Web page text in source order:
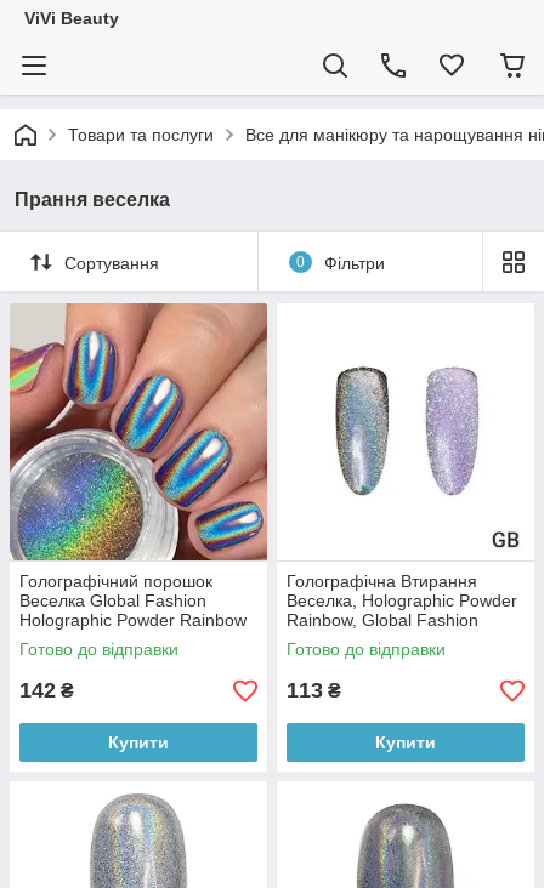
ViVi Beauty
Товари та послуги Все для манікюру та нарощування
Прання веселка
Сортування 0 Фільтри
Голографічний порошок
Веселка Global Fashion
Holographic Powder Rainbow
Готово до відправки
142 ₴
Купити
Голографічна Втирання
Веселка, Holographic Powder
Rainbow, Global Fashion
Готово до відправки
113 ₴
Купити